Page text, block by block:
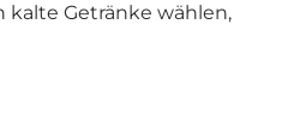
kalte Getränke wählen,